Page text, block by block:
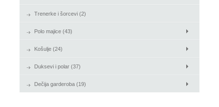
Duksevi i polar
Trenerke i šorcevi (2)
Polo majice (43)
Košulje (24)
Duksevi i polar (37)
Dečija garderoba (19)